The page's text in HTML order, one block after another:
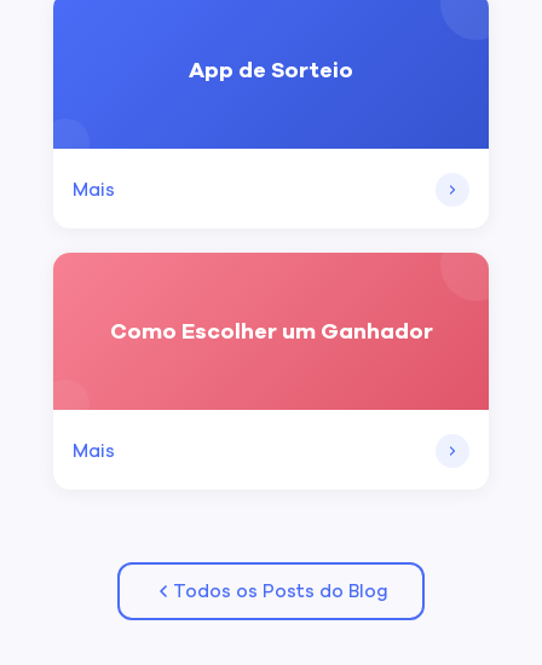
App de Sorteio
Mais
Como Escolher um Ganhador
Mais
Todos os Posts do Blog